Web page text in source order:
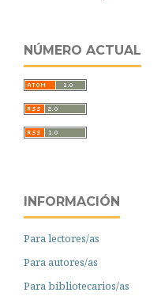
NÚMERO ACTUAL
INFORMACIÓN
Para lectores/as
Para autores/as
Para bibliotecarios/as